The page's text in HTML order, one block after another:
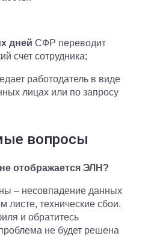
дней СФР переводит
счет сотрудника;
работодатель в виде
лицах или по запросу
вопросы
отображается ЭЛН?
– несовпадение данных
листе, технические сбои.
и обратитесь
не будет решена